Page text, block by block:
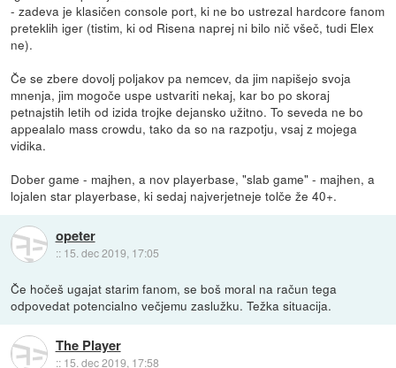
- zadeva je klasičen console port, ki ne bo ustrezal hardcore fanom
preteklih iger (tistim, ki od Risena naprej ni bilo nič všeč, tudi Elex
ne).
Če se zbere dovolj poljakov pa nemcev, da jim napišejo svoja
mnenja, jim mogoče uspe ustvariti nekaj, kar bo po skoraj
petnajstih letih od izida trojke dejansko užitno. To seveda ne bo
appealalo mass crowdu, tako da so na razpotju, vsaj z mojega
vidika.
Dober game - majhen, a nov playerbase, "slab game" - majhen, a
lojalen star playerbase, ki sedaj najverjetneje tolče že 40+.
opeter
:: 15. dec 2019, 17:05
Če hočeš ugajat starim fanom, se boš moral na račun tega
odpovedat potencialno večjemu zaslužku. Težka situacija.
The Player
:: 15. dec 2019, 17:58